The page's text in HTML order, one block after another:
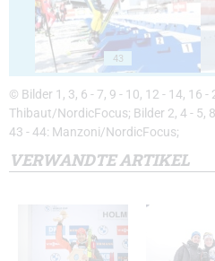
43
© Bilder 1, 3, 6 - 7, 9 - 10, 12 - 14, 16 -
Thibaut/NordicFocus; Bilder 2, 4 - 5,
43 - 44: Manzoni/NordicFocus;
VERWANDTE ARTIKEL